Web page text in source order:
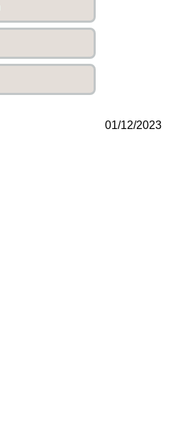
01/12/2023